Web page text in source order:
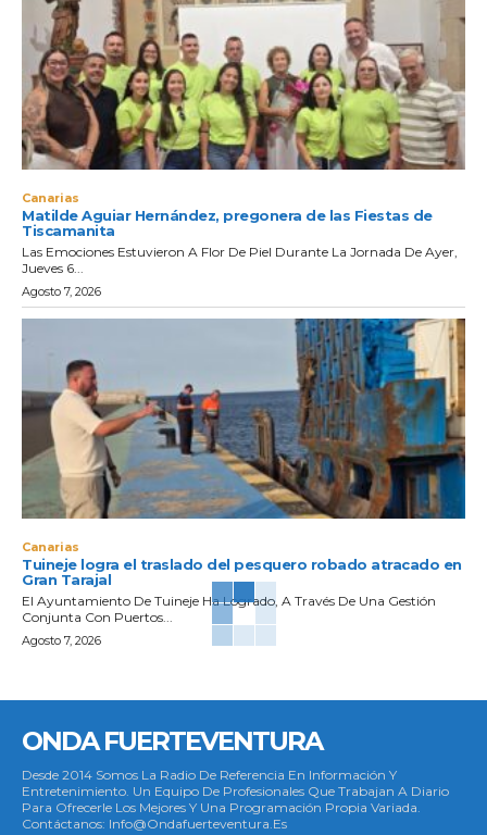
Canarias
Matilde Aguiar Hernández, pregonera de las Fiestas de
Tiscamanita
Las Emociones Estuvieron A Flor De Piel Durante La Jornada De Ayer,
Jueves 6...
Agosto 7, 2026
Canarias
Tuineje logra el traslado del pesquero robado atracado en
Gran Tarajal
El Ayuntamiento De Tuineje Ha Logrado, A Través De Una Gestión
Conjunta Con Puertos...
Agosto 7, 2026
ONDA FUERTEVENTURA
Desde 2014 Somos La Radio De Referencia En Información Y
Entretenimiento. Un Equipo De Profesionales Que Trabajan A Diario
Para Ofrecerle Los Mejores Y Una Programación Propia Variada.
Contáctanos: Info@ondafuerteventura.es